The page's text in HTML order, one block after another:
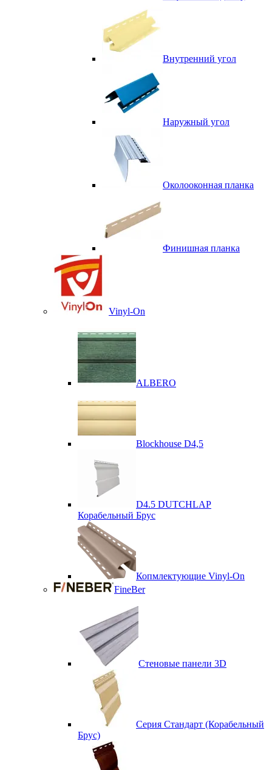
Внутренний угол
Наружный угол
Околооконная планка
Финишная планка
Vinyl-On
ALBERO
Blockhouse D4,5
D4.5 DUTCHLAP
Корабельный Брус
Копмлектующие Vinyl-On
FineBer
Стеновые панели 3D
Серия Стандарт (Корабельный
Брус)